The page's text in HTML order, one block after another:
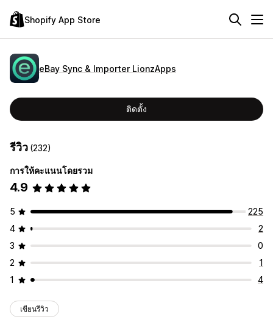
Shopify App Store
eBay Sync & Importer LionzApps
ติดตั้ง
รีวิว (232)
การให้คะแนนโดยรวม
4.9
5
225
4
2
3
0
2
1
1
4
เขียนรีวิว